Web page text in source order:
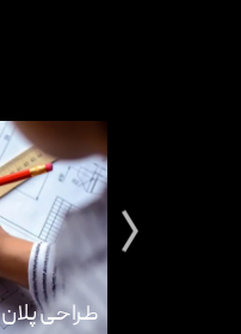
طراحی پلان